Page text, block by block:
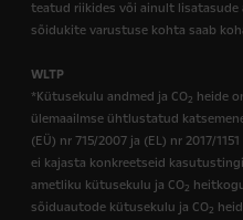
teatud riikides või ainult lisatasude
sõidukite varustuse kohta saab
WLTP
*Kütusekulu andmed ja CO2 heide
ülemaailmse ühtlustatud
(EÜ) nr 715/2007 ja (EL) nr 2017/
ei kajasta konkreetseid
ametliku kütusekulu ja CO2
sõiduautode kütusekulu ja CO2